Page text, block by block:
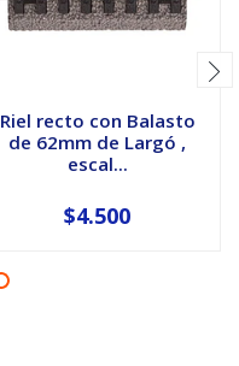
Riel recto con Balasto
de 62mm de Largó ,
escal...
$4.500